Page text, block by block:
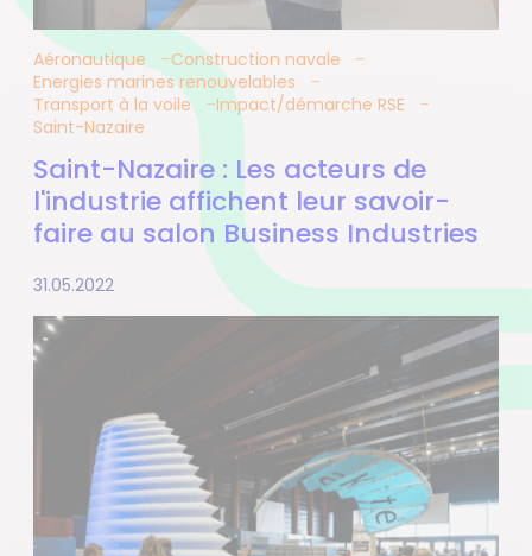
Aéronautique
Construction navale
Energies marines renouvelables
Transport à la voile
Impact/démarche RSE
Saint-Nazaire
Saint-Nazaire : Les acteurs de
l'industrie affichent leur savoir-
faire au salon Business Industries
31.05.2022